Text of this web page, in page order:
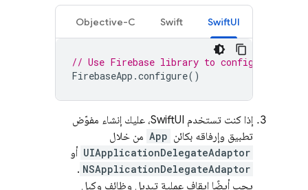
SwiftUI
Swift
Objective-C
// Use Firebase library to configure APIs
FirebaseApp .configure()
إذا كنت تستخدم SwiftUI، عليك إنشاء مفوّض
تطبيق وإرفاقه بكائن App من خلال
UIApplicationDelegateAdaptor أو
NSApplicationDelegateAdaptor
.
يجب أيضًا إيقاف عملية تبديل وظائف وكيل